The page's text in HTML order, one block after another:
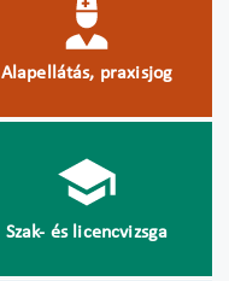
Alapellátás, praxisjog
Szak- és licencvizsga